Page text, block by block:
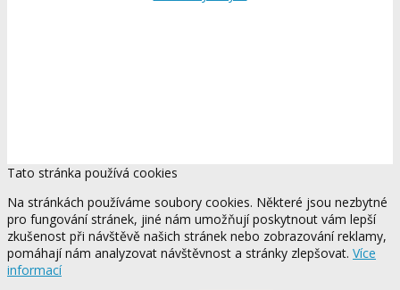
Tato stránka používá cookies
Na stránkách používáme soubory cookies. Některé jsou nezbytné
pro fungování stránek, jiné nám umožňují poskytnout vám lepší
zkušenost při návštěvě našich stránek nebo zobrazování reklamy,
pomáhají nám analyzovat návštěvnost a stránky zlepšovat. Více
informací